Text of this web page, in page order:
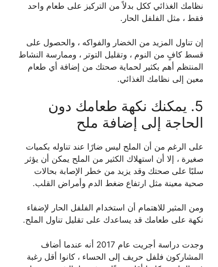
نظامك الغذائي ككل بدلاً من التركيز على طعام واحد
فقط ، مثل الفلفل الحار.
إن تناول المزيد من الخضار والفواكه ، والحصول على
قسط كافٍ من النوم ، وتقليل التوتر ، وممارسة النشاط
المنتظم أهم بكثير لحماية صحتك من إضافة أي طعام
معين إلى نظامك الغذائي.
5. يمكنك نكهة طعامك دون
الحاجة إلى إضافة ملح
على الرغم من أن الملح ليس ضارًا عند تناوله بكميات
صغيرة ، إلا أن استهلاك الكثير من الملح يمكن أن يؤثر
سلبًا على صحتك وقد يزيد من خطر الإصابة بحالات
صحية معينة مثل ارتفاع ضغط الدم وأمراض القلب.
ومن المثير للاهتمام أن استخدام الفلفل الحار لإضفاء
نكهة على طعامك قد يساعدك على تقليل تناول الملح.
وجدت دراسة أجريت عام 2017 أنه عندما أضاف
المشاركون فلفل حريف إلى الحساء ، كانوا أقل رغبة